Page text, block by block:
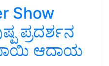
Show
ಪ್ರದರ್ಶನ
ಆದಾಯ